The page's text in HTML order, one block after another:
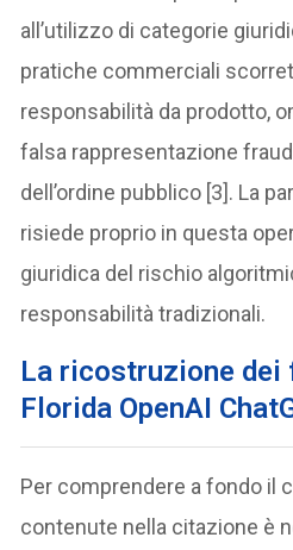
all’utilizzo di categorie
pratiche commerciali
responsabilità da prodotto,
falsa rappresentazione
dell’ordine pubblico [3]. La
risiede proprio in questa
giuridica del rischio
responsabilità tradizionali.
La ricostruzione
Florida OpenAI
Per comprendere a fondo il
contenute nella citazione è